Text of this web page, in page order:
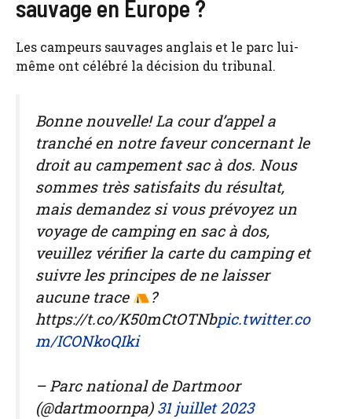
sauvage en Europe ?
Les campeurs sauvages anglais et le parc lui-
même ont célébré la décision du tribunal.
Bonne nouvelle! La cour d’appel a
tranché en notre faveur concernant le
droit au campement sac à dos. Nous
sommes très satisfaits du résultat,
mais demandez si vous prévoyez un
voyage de camping en sac à dos,
veuillez vérifier la carte du camping et
suivre les principes de ne laisser
aucune trace
?
https://t.co/K50mCtOTNbpic.twitter.co
m/ICONkoQIki
– Parc national de Dartmoor
(@dartmoornpa) 31 juillet 2023